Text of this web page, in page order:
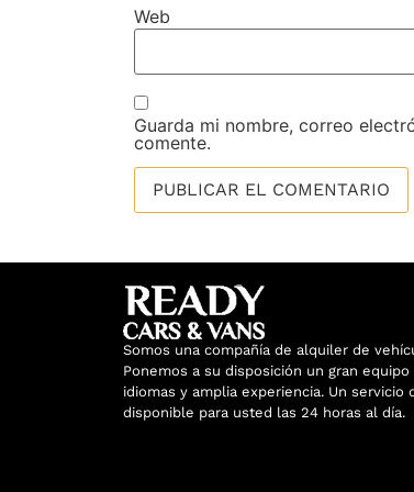
Web
Guarda mi nombre, correo
comente.
Somos una compañía de alquiler de
Ponemos a su disposición un gran
idiomas y amplia experiencia. Un servicio
disponible para usted las 24 horas al día.